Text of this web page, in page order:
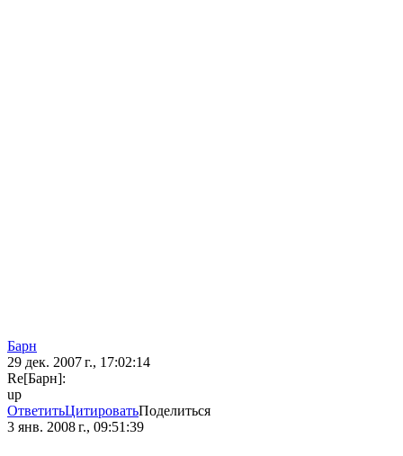
Барн
29 дек. 2007 г., 17:02:14
Re[Барн]:
up
ОтветитьЦитироватьПоделиться
3 янв. 2008 г., 09:51:39